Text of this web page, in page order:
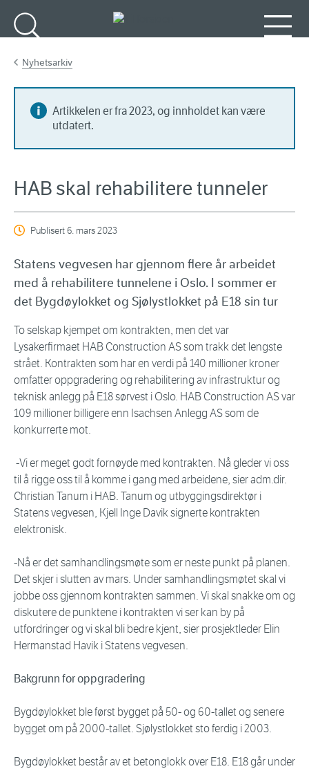
Nyhetsarkiv
Artikkelen er fra 2023, og innholdet kan være
utdatert.
HAB skal rehabilitere tunneler
Publisert6. mars 2023
Statens vegvesen har gjennom flere år arbeidet
med å rehabilitere tunnelene i Oslo. I sommer er
det Bygdøylokket og Sjølystlokket på E18 sin tur
To selskap kjempet om kontrakten, men det var
Lysakerfirmaet HAB Construction AS som trakk det lengste
strået. Kontrakten som har en verdi på 140 millioner kroner
omfatter oppgradering og rehabilitering av infrastruktur og
teknisk anlegg på E18 sørvest i Oslo. HAB Construction AS var
109 millioner billigere enn Isachsen Anlegg AS som de
konkurrerte mot.
-Vi er meget godt fornøyde med kontrakten. Nå gleder vi oss
til å rigge oss til å komme i gang med arbeidene, sier adm.dir.
Christian Tanum i HAB. Tanum og utbyggingsdirektør i
Statens vegvesen, Kjell Inge Davik signerte kontrakten
elektronisk.
-Nå er det samhandlingsmøte som er neste punkt på planen.
Det skjer i slutten av mars. Under samhandlingsmøtet skal vi
jobbe oss gjennom kontrakten sammen. Vi skal snakke om og
diskutere de punktene i kontrakten vi ser kan by på
utfordringer og vi skal bli bedre kjent, sier prosjektleder Elin
Hermanstad Havik i Statens vegvesen.
Bakgrunn for oppgradering
Bygdøylokket ble først bygget på 50- og 60-tallet og senere
bygget om på 2000-tallet. Sjølystlokket sto ferdig i 2003.
Bygdøylokket består av et betonglokk over E18. E18 går under